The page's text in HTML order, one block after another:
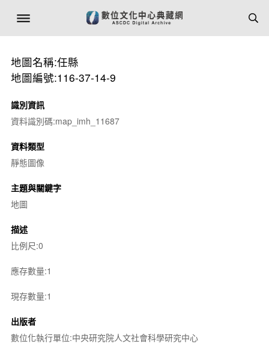
地圖名稱:任縣
地圖編號:116-37-14-9
識別資訊
資料識別碼:map_imh_11687
資料類型
靜態圖像
主題與關鍵字
地圖
描述
比例尺:0
應存數量:1
現存數量:1
出版者
數位化執行單位:中央研究院人文社會科學研究中心